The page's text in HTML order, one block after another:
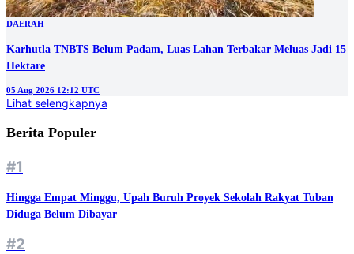
DAERAH
Karhutla TNBTS Belum Padam, Luas Lahan Terbakar Meluas Jadi 15
Hektare
05 Aug 2026 12:12 UTC
Lihat selengkapnya
Berita Populer
#1
Hingga Empat Minggu, Upah Buruh Proyek Sekolah Rakyat Tuban
Diduga Belum Dibayar
#2